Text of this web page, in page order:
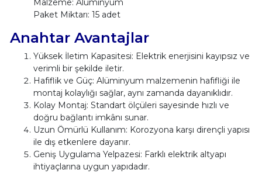
Malzeme: Alüminyum
Paket Miktarı: 15 adet
Anahtar Avantajlar
Yüksek İletim Kapasitesi: Elektrik enerjisini kayıpsız ve
verimli bir şekilde iletir.
Hafiflik ve Güç: Alüminyum malzemenin hafifliği ile
montaj kolaylığı sağlar, aynı zamanda dayanıklıdır.
Kolay Montaj: Standart ölçüleri sayesinde hızlı ve
doğru bağlantı imkânı sunar.
Uzun Ömürlü Kullanım: Korozyona karşı dirençli yapısı
ile dış etkenlere dayanır.
Geniş Uygulama Yelpazesi: Farklı elektrik altyapı
ihtiyaçlarına uygun yapıdadır.